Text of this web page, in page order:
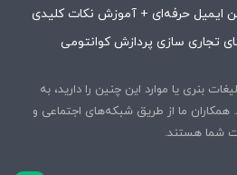
ایمیل حرفه‌ای + آموزش نکات کلیدی
تجاری سازی پردازش کوانتومی
بنری یا موارد این چنین را دارید، به
همکاران ما از طریق شبکه‌های اجتماعی و
شما هستند.